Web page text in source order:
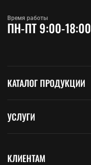
Время работы
ПН-ПТ 9:00-18:00
КАТАЛОГ ПРОДУКЦИИ
УСЛУГИ
КЛИЕНТАМ